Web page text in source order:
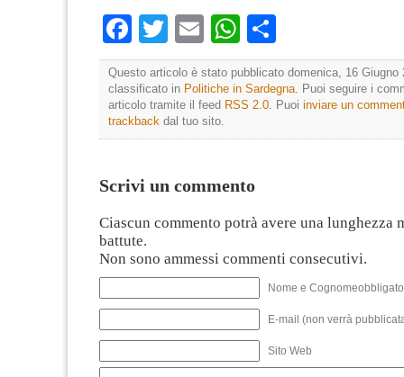
Facebook
TwitterEmailWhatsApp
Questo articolo è stato pubblicato domenica, 16 Giugno
classificato in Politiche in Sardegna . Puoi seguire i
articolo tramite il feed RSS 2.0 . Puoi inviare un
trackback dal tuo sito.
Scrivi un commento
Ciascun commento potrà avere una lunghezza
battute.
Non sono ammessi commenti consecutivi.
Nome e
E-mail (non verrà
Sito Web